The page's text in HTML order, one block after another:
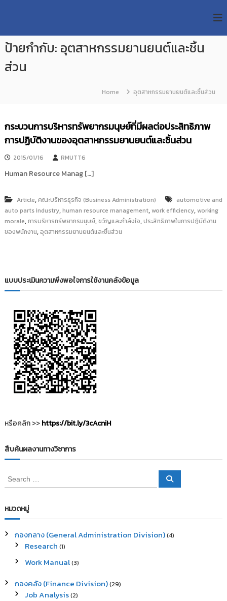
p
U
T
T
a
r
h
R
p
o
s
i
y
ค
ลั
ง
ข้
อ
มู
ล
ง
น
ย
วิ
ท
ย
า
โ
โ
ยี
ร
ม
ง
ล
ธั
ป้ายกำกับ: อุตสาหกรรมยานยนต์และชิ้น
ส่วน
Home อุตสาหกรรมยานยนต์และชิ้นส่วน
กระบวนการบริหารทรัพยากรมนุษย์ที่มีผลต่อประสิทธิภาพ
การปฏิบัติงานของอุตสาหกรรมยานยนต์และชิ้นส่วน
2015/01/16 RMUTT6
Human Resource Manag […]
Article,คณะบริหารธุรกิจ (Business Administration)
automotive and
auto parts industry,human resource management,work efficiency,working
morale,การบริหารทรัพยากรมนุษย์,ขวัญและกำลังใจ,ประสิทธิภาพในการปฏิบัติงาน
ของพนักงาน,อุตสาหกรรมยานยนต์และชิ้นส่วน
แบบประเมินความพึงพอใจการใช้งานคลังข้อมูล
หรือคลิก >>https://bit.ly/3cAcniH
สืบค้นผลงานทางวิชาการ
e
r
c
f
S
หมวดหมู่
กองกลาง (General Administration Division)(4)
Research (1)
Work Manual(3)
กองคลัง (Finance Division)(29)
Job Analysis(2)